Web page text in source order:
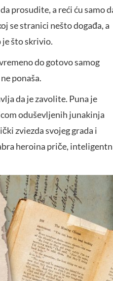
prosudite, a reći ću samo
se stranici nešto događa, a
je što skrivio.
do gotovo samog
ponaša.
da je zavolite. Puna je
oduševljenih junakinja
zviezda svojeg grada i
heroina priče,